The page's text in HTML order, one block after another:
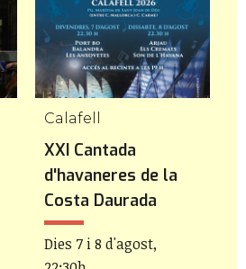
Calafell
XXI Cantada
d'havaneres de la
Costa Daurada
Dies 7 i 8 d'agost,